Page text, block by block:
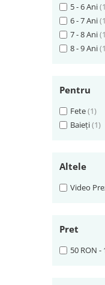
5 - 6 Ani
6 - 7 Ani
7 - 8 Ani
8 - 9 Ani
Pentru
Fete(1)
Baieți(1)
Altele
Video
Pret
50 RON -